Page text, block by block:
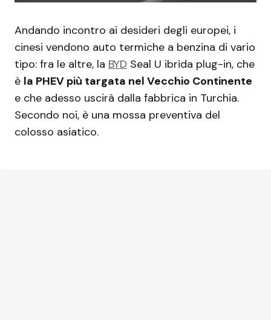
Andando incontro ai desideri degli europei, i
cinesi vendono auto termiche a benzina di vario
tipo: fra le altre, la BYD Seal U ibrida plug-in, che
è la PHEV più targata nel Vecchio Continente
e che adesso uscirà dalla fabbrica in Turchia.
Secondo noi, è una mossa preventiva del
colosso asiatico.